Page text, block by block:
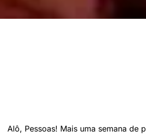
Alô, Pessoas! Mais uma semana de